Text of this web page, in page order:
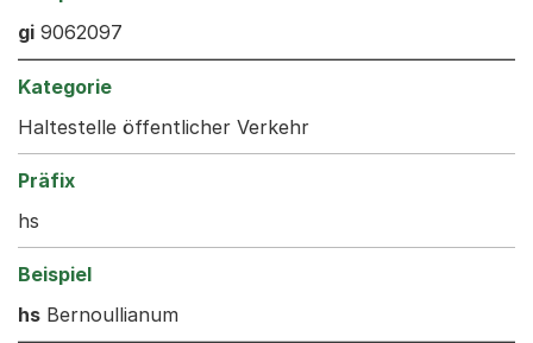
gi 9062097
Haltestelle öffentlicher Verkehr
hs
hs Bernoullianum